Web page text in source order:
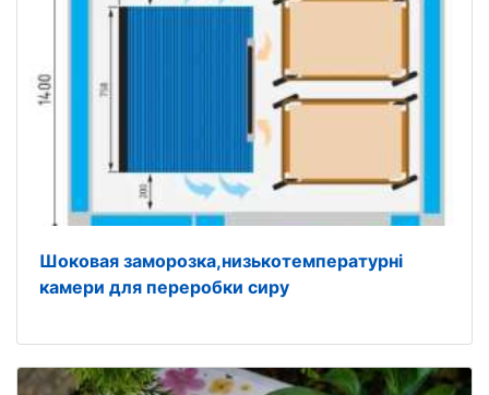
Шоковая заморозка,низькотемпературні
камери для переробки сиру